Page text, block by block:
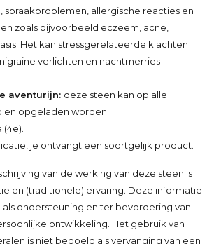
spraakproblemen, allergische reacties en
zoals bijvoorbeeld eczeem, acne,
Het kan stressgerelateerde klachten
verlichten en nachtmerries
aventurijn: deze steen kan op alle
opgeladen worden.
je ontvangt een soortgelijk product.
van de werking van deze steen is
en (traditionele) ervaring. Deze informatie
ondersteuning en ter bevordering van
ontwikkeling. Het gebruik van
is niet bedoeld als vervanging van een